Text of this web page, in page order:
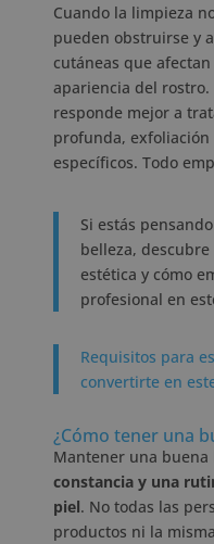
Cuando la limpieza
pueden obstruirse y
cutáneas que
apariencia del
responde mejor a
profunda, exfoliación
específicos. Todo
Si estás
belleza,
estética y cómo
profesional en
Requisitos para
convertirte en
¿Cómo tener una
Mantener una
constancia y una
piel. No todas las
productos ni la